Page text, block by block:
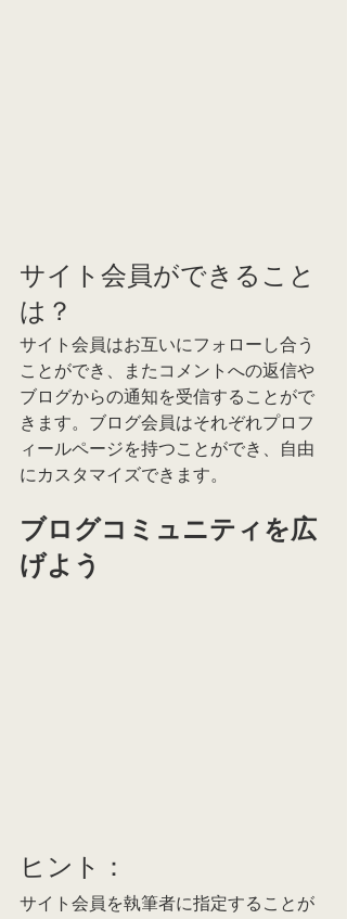
サイト会員ができること
は？
サイト会員はお互いにフォローし合う
ことができ、またコメントへの返信や
ブログからの通知を受信することがで
きます。ブログ会員はそれぞれプロフ
ィールページを持つことができ、自由
にカスタマイズできます。
ブログコミュニティを広
げよう
ヒント：
サイト会員を執筆者に指定することが